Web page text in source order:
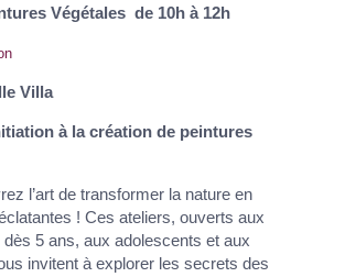
Végétales de 10h à 12h
Villa
à la création de peintures
l’art de transformer la nature en
! Ces ateliers, ouverts aux
dès 5 ans, aux adolescents et aux
invitent à explorer les secrets des